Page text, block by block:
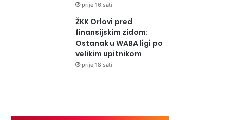
prije 16 sati
ŽKK Orlovi pred
finansijskim zidom:
Ostanak u WABA ligi po
velikim upitnikom
prije 18 sati